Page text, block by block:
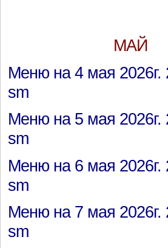
МАЙ
Меню на 4 мая 2026г.
sm
Меню на 5 мая 2026г.
sm
Меню на 6 мая 2026г.
sm
Меню на 7 мая 2026г.
sm